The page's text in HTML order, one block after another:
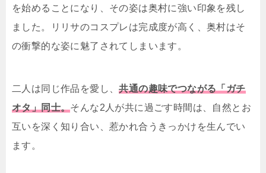
を始めることになり、その姿は奥村に強い印象を残し
ました。リリサのコスプレは完成度が高く、奥村はそ
の衝撃的な姿に魅了されてしまいます。
二人は同じ作品を愛し、共通の趣味でつながる「ガチ
オタ」同士。そんな2人が共に過ごす時間は、自然とお
互いを深く知り合い、惹かれ合うきっかけを生んでい
ます。